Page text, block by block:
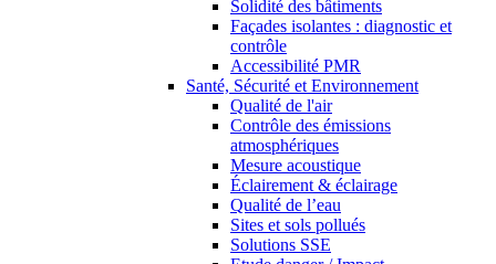
Solidité des bâtiments
Façades isolantes : diagnostic et
contrôle
Accessibilité PMR
Santé, Sécurité et Environnement
Qualité de l'air
Contrôle des émissions
atmosphériques
Mesure acoustique
Éclairement & éclairage
Qualité de l’eau
Sites et sols pollués
Solutions SSE